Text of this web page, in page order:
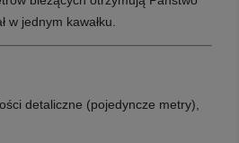
w jednym kawałku.
detaliczne (pojedyncze metry),